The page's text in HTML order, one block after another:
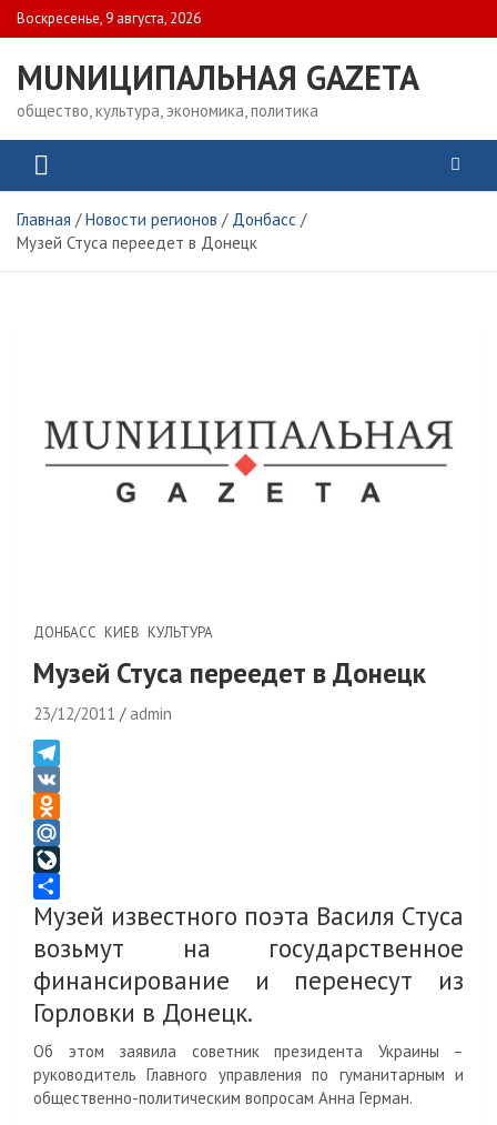
Skip
to
Воскресенье, 9 августа, 2026
MUNИЦИПАЛЬНАЯ GAZЕТА
общество, культура, экономика, политика
Главная Новости регионов
Донбасс
Музей Стуса переедет в Донецк
ДОНБАСС КИЕВ КУЛЬТУРА
Музей Стуса переедет в Донецк
23/12/2011 admin
T
e
l
e
g
r
V
K
O
d
n
o
a
s
s
n
i
M
a
i
R
u
L
i
J
o
u
r
n
О
р
а
в
и
т
Музей известного поэта Василя Стуса
возьмут на государственное
финансирование и перенесут из
Горловки в Донецк.
Об этом заявила советник президента Украины –
руководитель Главного управления по гуманитарным и
общественно-политическим вопросам Анна Герман.